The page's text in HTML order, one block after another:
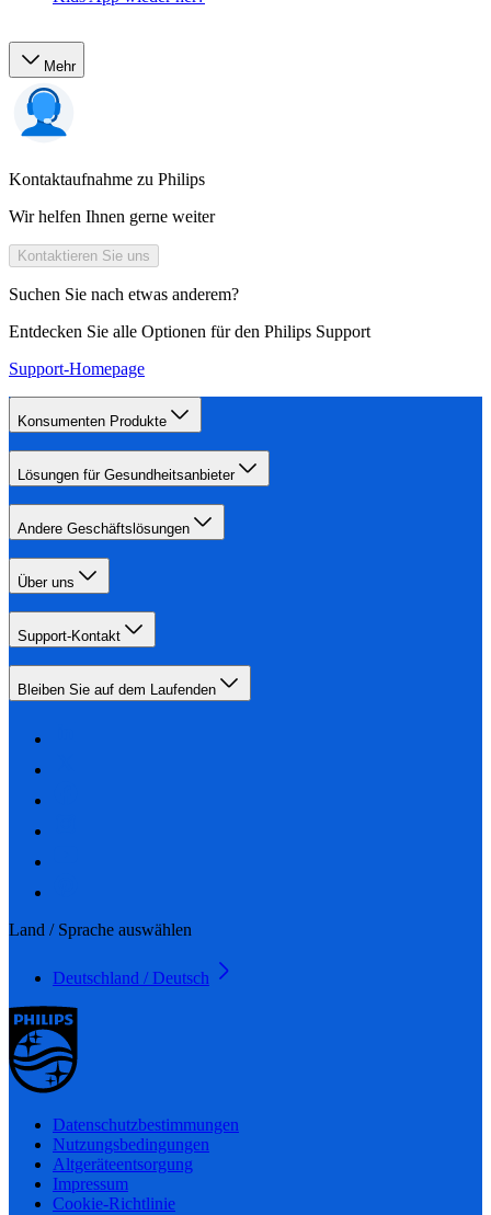
Mehr
Kontaktaufnahme zu Philips
Wir helfen Ihnen gerne weiter
Kontaktieren Sie uns
Suchen Sie nach etwas anderem?
Entdecken Sie alle Optionen für den Philips Support
Support-Homepage
Konsumenten Produkte
Lösungen für Gesundheitsanbieter
Andere Geschäftslösungen
Über uns
Support-Kontakt
Bleiben Sie auf dem Laufenden
Land / Sprache auswählen
Deutschland / Deutsch
Datenschutzbestimmungen
Nutzungsbedingungen
Altgeräteentsorgung
Impressum
Cookie-Richtlinie